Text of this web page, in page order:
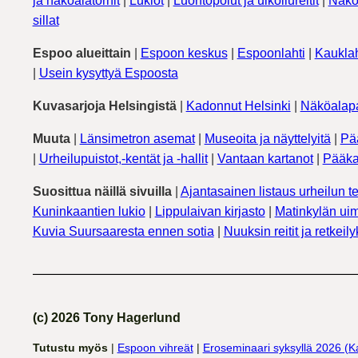
sillat
Espoo alueittain Espoon keskus| Espoonlahti
Usein kysyttyä Espoosta
Kuvasarjoja Helsingistä| Kadonnut Helsinki
Muuta| Länsimetron asemat| Museoita ja näyttelyitä
Urheilupuistot,-kentät ja -hallit| Vantaan kartanot|
Suosittua näillä sivuilla| Ajantasainen listaus urheilun
Kuninkaantien lukio| Lippulaivan kirjasto|
Matinkylän
Kuvia Suursaaresta ennen sotia
Nuuksin reitit ja
(c) 2026 Tony Hagerlund
Tutustu myös| Espoon vihreät| Eroseminaari syksyllä 2026